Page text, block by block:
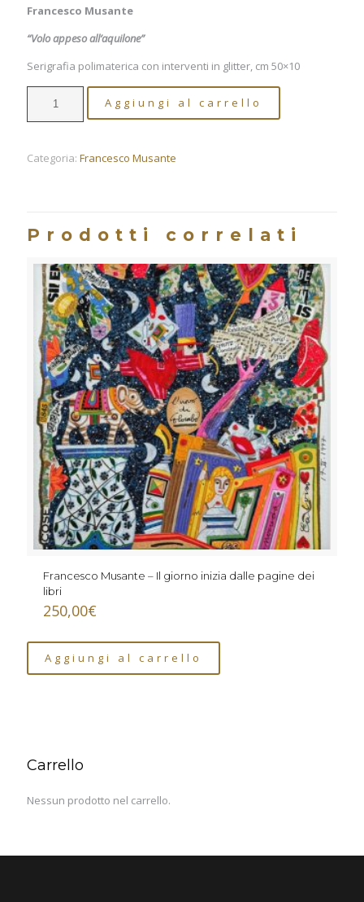
Francesco Musante
“Volo appeso all’aquilone”
Serigrafia polimaterica con interventi in glitter, cm 50×10
Musante
-
appeso
Aggiungi al carrello
Categoria: Francesco Musante
Prodotti correlati
Francesco Musante – Il giorno inizia dalle pagine dei
libri
250,00€
Aggiungi al carrello
Carrello
Nessun prodotto nel carrello.